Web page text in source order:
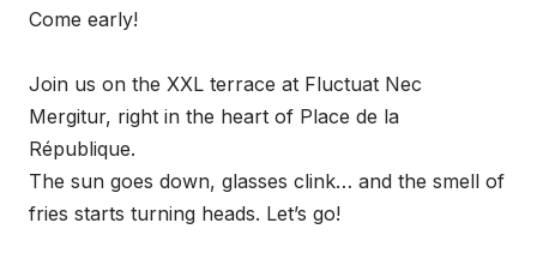
Come early!
Join us on the XXL terrace at Fluctuat Nec
Mergitur, right in the heart of Place de la
République.
The sun goes down, glasses clink… and the smell of
fries starts turning heads. Let’s go!